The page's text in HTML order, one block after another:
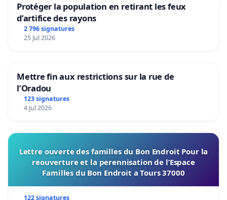
Protéger la population en retirant les feux
d’artifice des rayons
2 796 signatures
25 Jul 2026
Mettre fin aux restrictions sur la rue de
l’Oradou
123 signatures
4 Jul 2026
Lettre ouverte des familles du Bon Endroit Pour la
reouverture et la perennisation de l’Espace
Familles du Bon Endroit a Tours 37000
122 signatures